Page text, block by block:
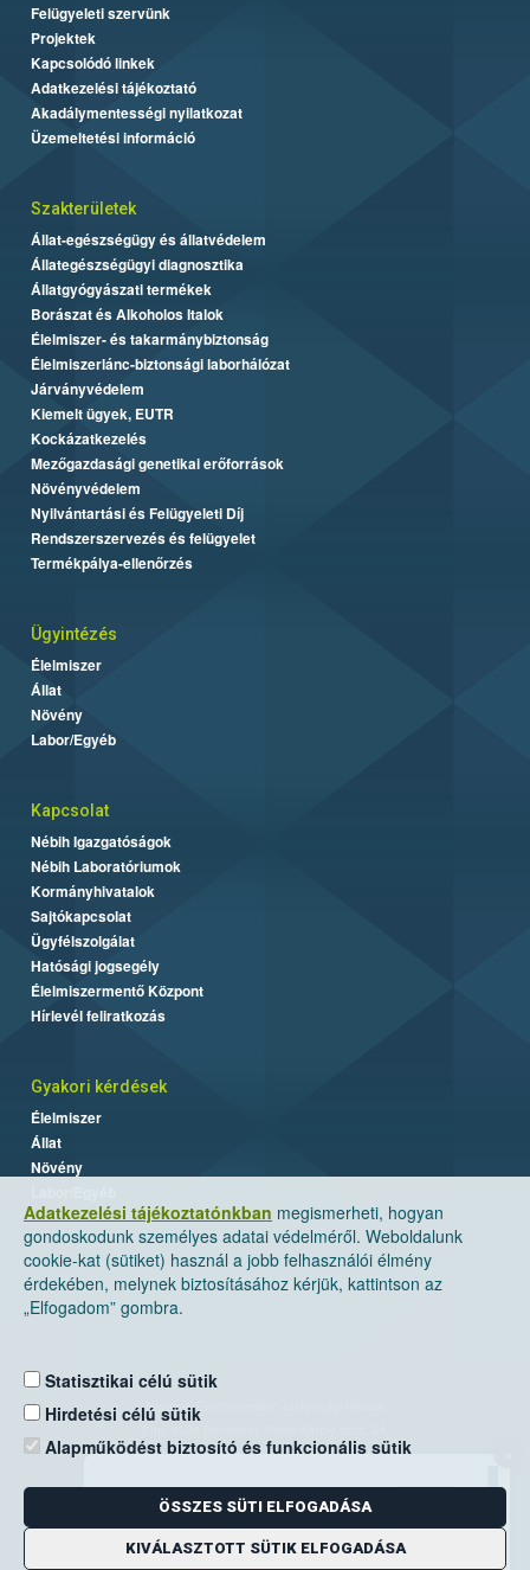
Adatkezelési tájékoztatónkban megismerheti, hogyan
gondoskodunk személyes adatai védelméről. Weboldalunk
cookie-kat (sütiket) használ a jobb felhasználói élmény
érdekében, melynek biztosításához kérjük, kattintson az
„Elfogadom” gombra.
Statisztikai célú sütik
Hirdetési célú sütik
Alapműködést biztosító és funkcionális sütik
ÖSSZES SÜTI ELFOGADÁSA
KIVÁLASZTOTT SÜTIK ELFOGADÁSA
Felügyeleti szervünk
Projektek
Kapcsolódó linkek
Adatkezelési tájékoztató
Akadálymentességi nyilatkozat
Üzemeltetési információ
Szakterületek
Állat-egészségügy és állatvédelem
Állategészségügyi diagnosztika
Állatgyógyászati termékek
Borászat és Alkoholos Italok
Élelmiszer- és takarmánybiztonság
Élelmiszerlánc-biztonsági laborhálózat
Járványvédelem
Kiemelt ügyek, EUTR
Kockázatkezelés
Mezőgazdasági genetikai erőforrások
Növényvédelem
Nyilvántartási és Felügyeleti Díj
Rendszerszervezés és felügyelet
Termékpálya-ellenőrzés
Ügyintézés
Élelmiszer
Állat
Növény
Labor/Egyéb
Kapcsolat
Nébih Igazgatóságok
Nébih Laboratóriumok
Kormányhivatalok
Sajtókapcsolat
Ügyfélszolgálat
Hatósági jogsegély
Élelmiszermentő Központ
Hírlevél feliratkozás
Gyakori kérdések
Élelmiszer
Állat
Növény
Nemzeti Élelmiszerlánc-biztonsági Hivatal
Levelezési cím: 1525 Budapest. Pf. 30.
E-mail:ugyfelszolgalat@nebih.gov.hu
Zöld szám: 06-80/263-244
Telefon: 06-1/ 336-9000